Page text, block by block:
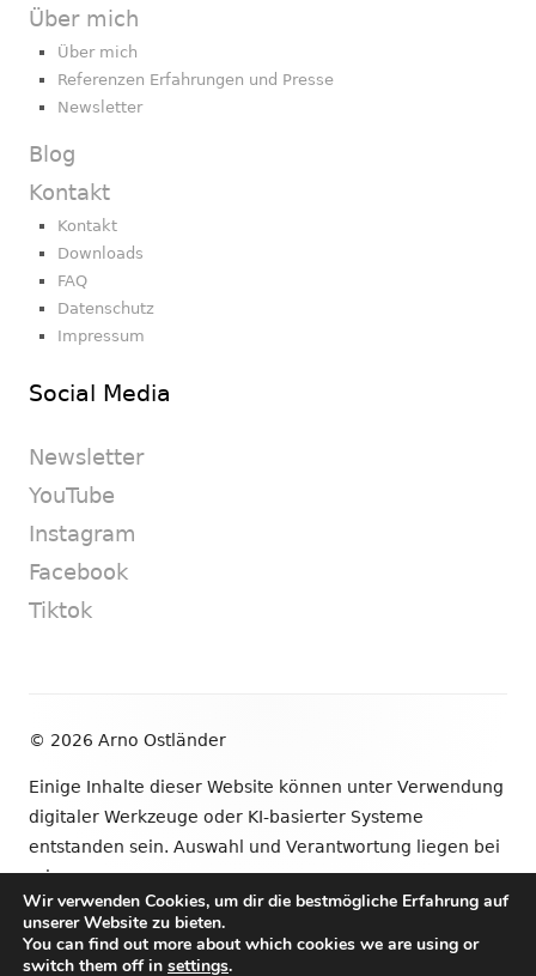
Über mich
Über mich
Referenzen Erfahrungen und Presse
Newsletter
Blog
Kontakt
Kontakt
Downloads
FAQ
Datenschutz
Impressum
Social Media
Newsletter
YouTube
Instagram
Facebook
Tiktok
© 2026 Arno Ostländer
Einige Inhalte dieser Website können unter Verwendung
digitaler Werkzeuge oder KI-basierter Systeme
entstanden sein. Auswahl und Verantwortung liegen bei
mir.
•VerwendetTiny Framework
Wir verwenden Cookies, um dir die bestmögliche Erfahrung auf
unserer Website zu bieten.
You can find out more about which cookies we are using or
switch them off in settings.